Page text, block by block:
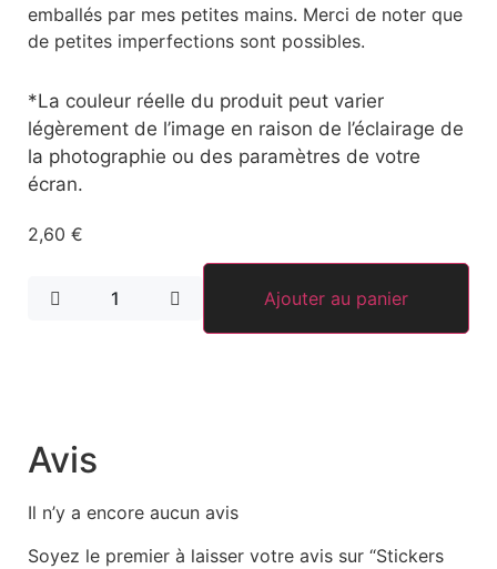
emballés par mes petites mains. Merci de noter que
de petites imperfections sont possibles.
*La couleur réelle du produit peut varier
légèrement de l’image en raison de l’éclairage de
la photographie ou des paramètres de votre
écran.
2,60 €
Ajouter au panier
Avis
Il n’y a encore aucun avis
Soyez le premier à laisser votre avis sur “Stickers